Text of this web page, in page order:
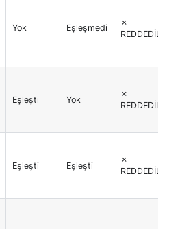
Yok Eşleşmedi
✗
REDDEDİLİR
Eşleşti Yok
✗
REDDEDİLİR
Eşleşti Eşleşti
✗
REDDEDİLİR